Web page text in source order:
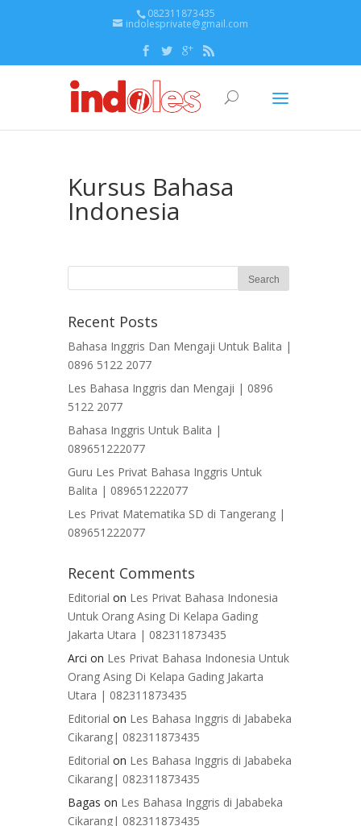
082311873435
indolesprivate@gmail.com
Kursus Bahasa
Indonesia
Recent Posts
Bahasa Inggris Dan Mengaji Untuk Balita |
0896 5122 2077
Les Bahasa Inggris dan Mengaji | 0896
5122 2077
Bahasa Inggris Untuk Balita |
089651222077
Guru Les Privat Bahasa Inggris Untuk
Balita | 089651222077
Les Privat Matematika SD di Tangerang |
089651222077
Recent Comments
Editorial on Les Privat Bahasa Indonesia
Untuk Orang Asing Di Kelapa Gading
Jakarta Utara | 082311873435
Arci on Les Privat Bahasa Indonesia Untuk
Orang Asing Di Kelapa Gading Jakarta
Utara | 082311873435
Editorial on Les Bahasa Inggris di Jababeka
Cikarang| 082311873435
Editorial on Les Bahasa Inggris di Jababeka
Cikarang| 082311873435
Bagas on Les Bahasa Inggris di Jababeka
Cikarang| 082311873435